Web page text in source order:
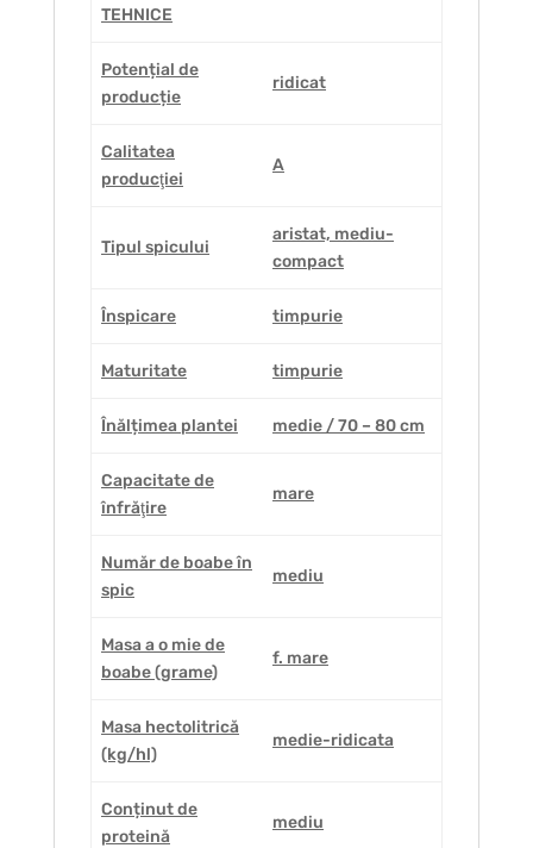
TEHNICE
Potențial de
producție
ridicat
Calitatea
producţiei
A
Tipul spicului
aristat, mediu-
compact
Înspicare timpurie
Maturitate timpurie
Înălțimea plantei medie / 70 – 80 cm
Capacitate de
înfrăţire
mare
Număr de boabe în
spic
mediu
Masa a o mie de
boabe (grame)
f. mare
Masa hectolitrică
(kg/hl)
medie-ridicata
Conținut de
proteină
mediu